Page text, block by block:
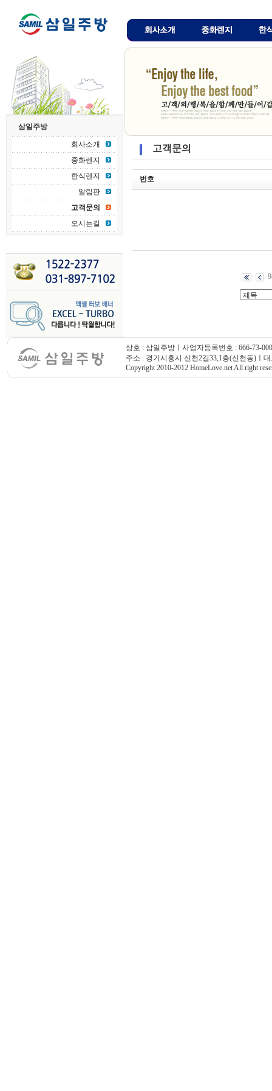
삼일주방
회사소개
중화렌지
한식렌지
알림판
고객문의
오시는길
고객문의
번호
상호 : 삼일주방ㅣ사업자등록번호 : 666-73-
주소 : 경기시흥시 신천2길33,1층(신천동)ㅣ대
Copyright 2010-2012 HomeLove.net All right